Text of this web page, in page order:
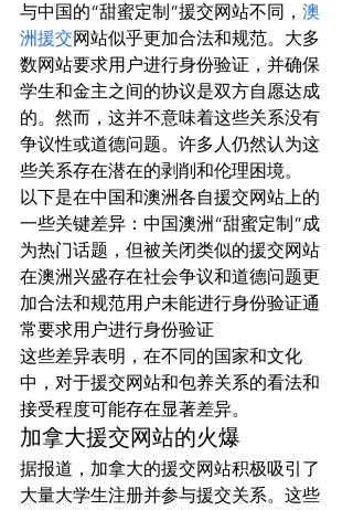
与中国的“甜蜜定制”援交网站不同， 澳
洲援交网站似乎更加合法和规范。大多
数网站要求用户进行身份验证，并确保
学生和金主之间的协议是双方自愿达成
的。然而，这并不意味着这些关系没有
争议性或道德问题。许多人仍然认为这
些关系存在潜在的剥削和伦理困境。
以下是在中国和澳洲各自援交网站上的
一些关键差异：中国澳洲“甜蜜定制”成
为热门话题，但被关闭类似的援交网站
在澳洲兴盛存在社会争议和道德问题更
加合法和规范用户未能进行身份验证通
常要求用户进行身份验证
这些差异表明，在不同的国家和文化
中，对于援交网站和包养关系的看法和
接受程度可能存在显著差异。
加拿大援交网站的火爆
据报道，加拿大的援交网站积极吸引了
大量大学生注册并参与援交关系。这些